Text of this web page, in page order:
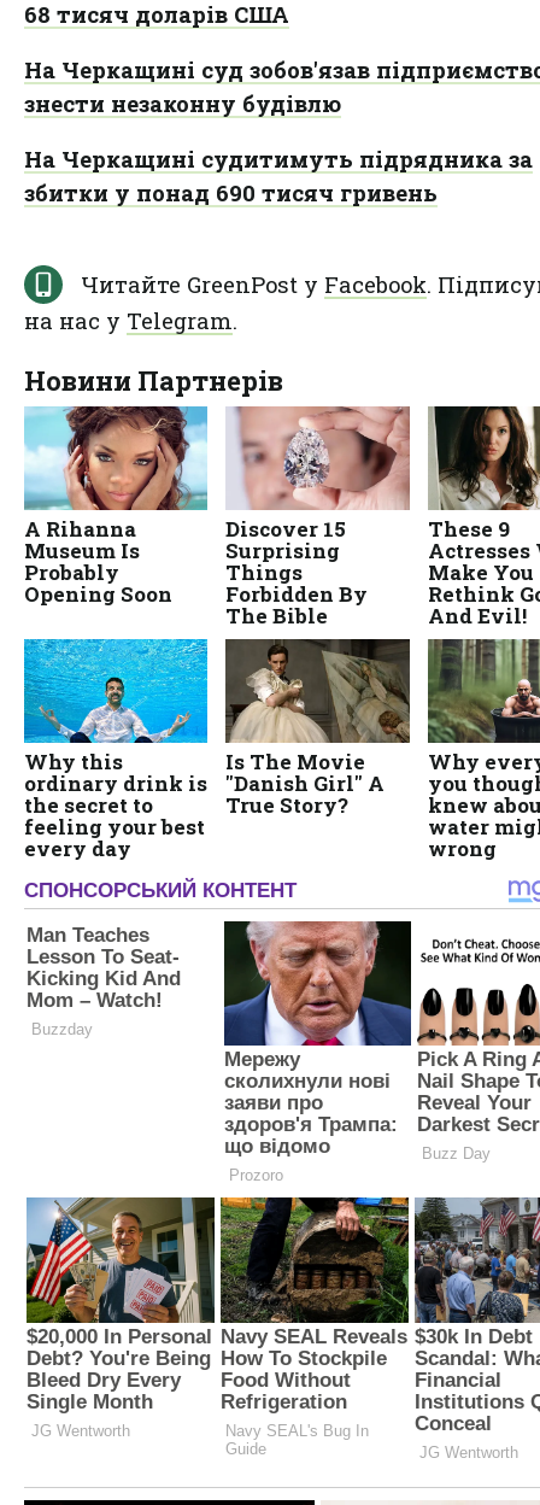
68 тисяч доларів США
На Черкащині суд зобов'язав
знести незаконну будівлю
На Черкащині судитимуть підрядника за
збитки у понад 690 тисяч гривень
Читайте GreenPost у Facebook.
на нас у Telegram.